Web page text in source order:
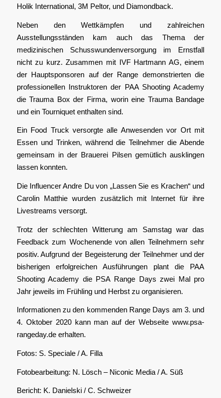
Holik International, 3M Peltor, und Diamondback.
Neben den Wettkämpfen und zahlreichen
Ausstellungsständen kam auch das Thema der
medizinischen Schusswundenversorgung im Ernstfall
nicht zu kurz. Zusammen mit IVF Hartmann AG, einem
der Hauptsponsoren auf der Range demonstrierten die
professionellen Instruktoren der PAA Shooting Academy
die Trauma Box der Firma, worin eine Trauma Bandage
und ein Tourniquet enthalten sind.
Ein Food Truck versorgte alle Anwesenden vor Ort mit
Essen und Trinken, während die Teilnehmer die Abende
gemeinsam in der Brauerei Pilsen gemütlich ausklingen
lassen konnten.
Die Influencer Andre Du von „Lassen Sie es Krachen“ und
Carolin Matthie wurden zusätzlich mit Internet für ihre
Livestreams versorgt.
Trotz der schlechten Witterung am Samstag war das
Feedback zum Wochenende von allen Teilnehmern sehr
positiv. Aufgrund der Begeisterung der Teilnehmer und der
bisherigen erfolgreichen Ausführungen plant die PAA
Shooting Academy die PSA Range Days zwei Mal pro
Jahr jeweils im Frühling und Herbst zu organisieren.
Informationen zu den kommenden Range Days am 3. und
4. Oktober 2020 kann man auf der Webseite www.psa-
rangeday.de erhalten.
Fotos: S. Speciale / A. Filla
Fotobearbeitung: N. Lösch – Niconic Media / A. Süß
Bericht: K. Danielski / C. Schweizer